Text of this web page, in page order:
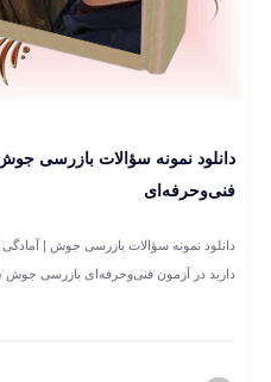
دانلود نمونه سؤالات بازرسی
فنی‌وحرفه‌ای
دانلود نمونه سؤالات بازرسی جوش |
دارید در آزمون فنی‌وحرفه‌ای بازرسی جوش